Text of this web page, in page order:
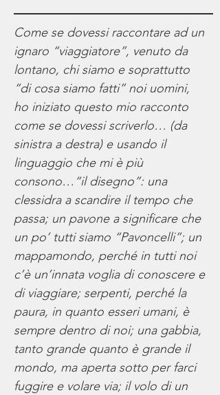
Come se dovessi raccontare ad un
ignaro “viaggiatore”, venuto da
lontano, chi siamo e soprattutto
“di cosa siamo fatti” noi uomini,
ho iniziato questo mio racconto
come se dovessi scriverlo… (da
sinistra a destra) e usando il
linguaggio che mi è più
consono…“il disegno”: una
clessidra a scandire il tempo che
passa; un pavone a significare che
un po’ tutti siamo “Pavoncelli”; un
mappamondo, perché in tutti noi
c’è un’innata voglia di conoscere e
di viaggiare; serpenti, perché la
paura, in quanto esseri umani, è
sempre dentro di noi; una gabbia,
tanto grande quanto è grande il
mondo, ma aperta sotto per farci
fuggire e volare via; il volo di un